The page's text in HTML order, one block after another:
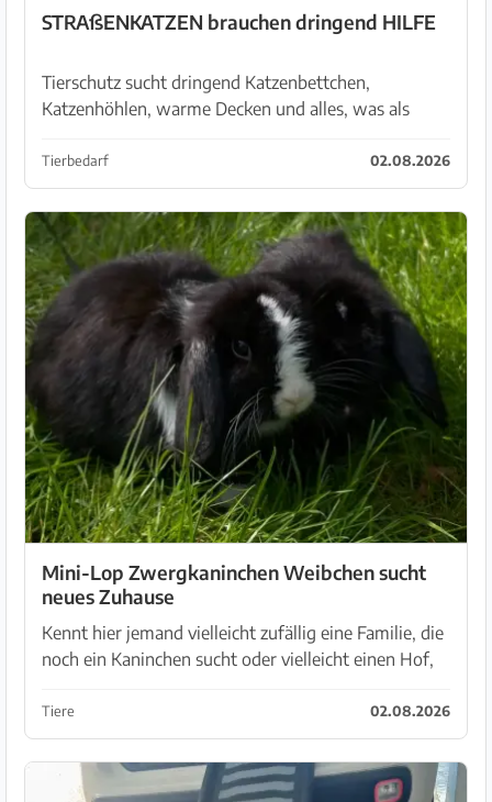
STRAßENKATZEN brauchen dringend HILFE
Tierschutz sucht dringend Katzenbettchen,
Katzenhöhlen, warme Decken und alles, was als
Namen aller Katzen ohne Zuhause!
Tierbedarf 02.08.2026
Mini-Lop Zwergkaninchen Weibchen sucht
neues Zuhause
Kennt hier jemand vielleicht zufällig eine Familie, die
noch ein Kaninchen sucht oder vielleicht einen Hof,
leider ihren Partner verloren und aus vers...
Tiere 02.08.2026